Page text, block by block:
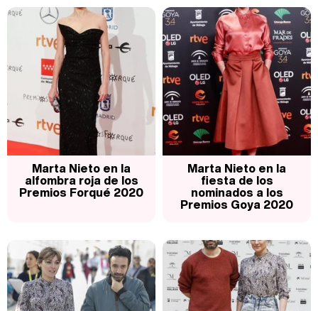
Marta Nieto en la
alfombra roja de los
Premios Forqué 2020
Marta Nieto en la
fiesta de los
nominados a los
Premios Goya 2020